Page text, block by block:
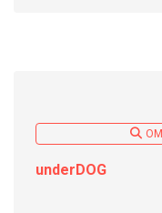
underDOG